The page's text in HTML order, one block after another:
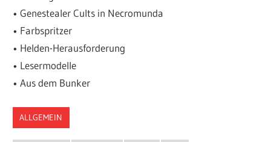
• Genestealer Cults in Necromunda
• Farbspritzer
• Helden-Herausforderung
• Lesermodelle
• Aus dem Bunker
ALLGEMEIN